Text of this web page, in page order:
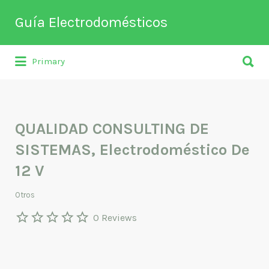
Guía Electrodomésticos
Directorio de empresas relacionadas
Buscar
por:
Primary
por:
QUALIDAD CONSULTING DE
SISTEMAS, Electrodoméstico De
12 V
Otros
0 Reviews